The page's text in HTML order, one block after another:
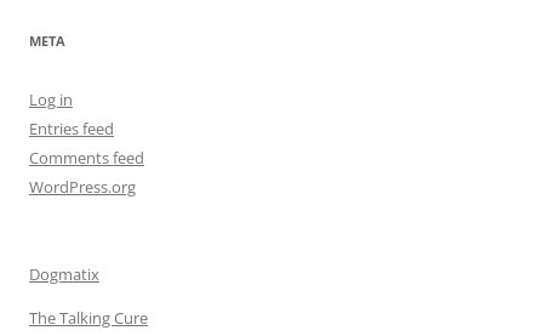
META
Log in
Entries feed
Comments feed
WordPress.org
Dogmatix
The Talking Cure